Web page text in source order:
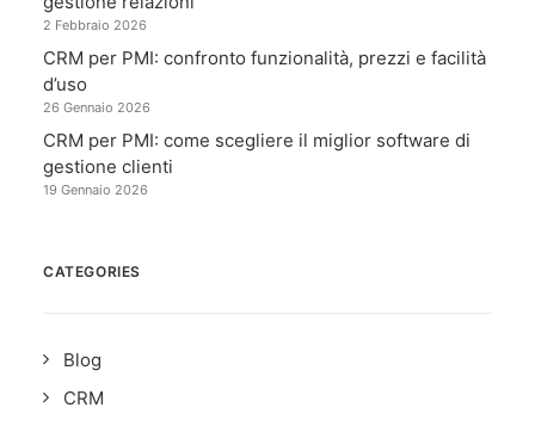
2 Febbraio 2026
CRM per PMI: confronto funzionalità, prezzi e facilità
d’uso
26 Gennaio 2026
CRM per PMI: come scegliere il miglior software di
gestione clienti
19 Gennaio 2026
CATEGORIES
Blog
CRM